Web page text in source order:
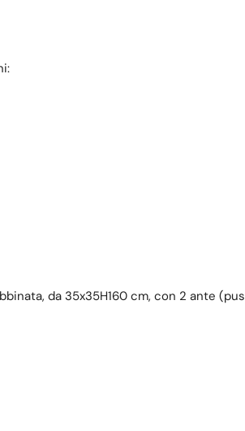
da 35x35H160 cm, con 2 ante